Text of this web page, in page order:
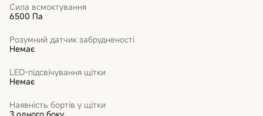
Сила всмоктування
6500 Па
Розумний датчик забрудненості
Немає
LED-підсвічування щітки
Немає
Наявність бортів у щітки
З одного боку